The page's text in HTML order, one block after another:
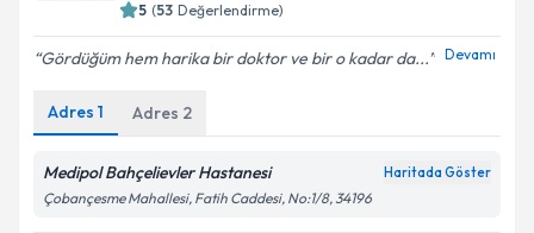
5 (53 Değerlendirme)
Gördüğüm hem harika bir doktor ve bir o kadar da... Devamı
Adres 1 Adres 2
Medipol Bahçelievler Hastanesi Haritada Göster
Çobançesme Mahallesi, Fatih Caddesi, No:1/8, 34196